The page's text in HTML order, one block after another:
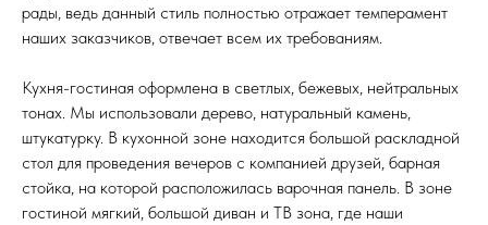
рады, ведь данный стиль полностью отражает темперамент
наших заказчиков, отвечает всем их требованиям.
Кухня-гостиная оформлена в светлых, бежевых, нейтральных
тонах. Мы использовали дерево, натуральный камень,
штукатурку. В кухонной зоне находится большой раскладной
стол для проведения вечеров с компанией друзей, барная
стойка, на которой расположилась варочная панель. В зоне
гостиной мягкий, большой диван и ТВ зона, где наши